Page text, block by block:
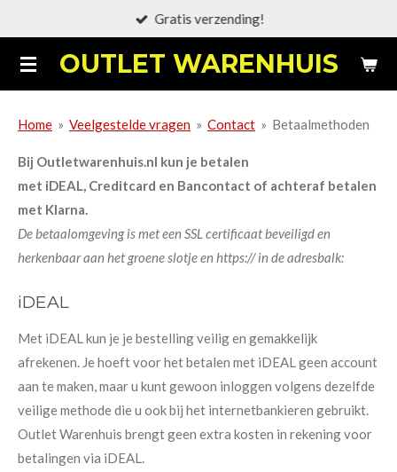
naar
de
OUTLET WARENHUIS
Gratis verzending!
Home » Veelgestelde vragen » Contact » Betaalmethoden
Bij Outletwarenhuis.nl kun je betalen
met iDEAL, Creditcard en Bancontact of achteraf betalen
met Klarna.
De betaalomgeving is met een SSL certificaat beveiligd en
herkenbaar aan het groene slotje en https:// in de adresbalk:
iDEAL
Met iDEAL kun je je bestelling veilig en gemakkelijk
afrekenen. Je hoeft voor het betalen met iDEAL geen account
aan te maken, maar u kunt gewoon inloggen volgens dezelfde
veilige methode die u ook bij het internetbankieren gebruikt.
Outlet Warenhuis brengt geen extra kosten in rekening voor
betalingen via iDEAL.